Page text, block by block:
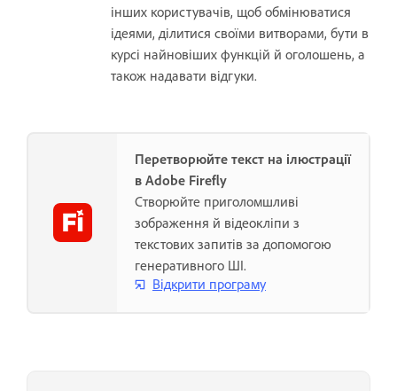
інших користувачів, щоб обмінюватися
ідеями, ділитися своїми витворами, бути в
курсі найновіших функцій й оголошень, а
також надавати відгуки.
Перетворюйте текст на ілюстрації
в Adobe Firefly
Створюйте приголомшливі
зображення й відеокліпи з
текстових запитів за допомогою
генеративного ШІ.
Відкрити програму